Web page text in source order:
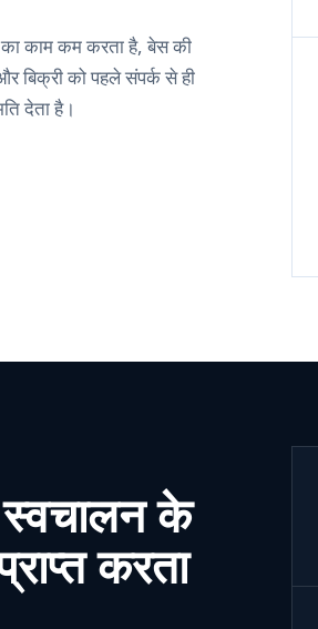
काम कम करता है, बेस की
बिक्री को पहले संपर्क से ही
देता है।
के
करता